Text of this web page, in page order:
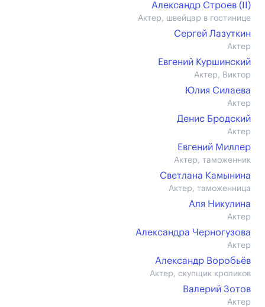
Александр Строев (II)
Актер, швейцар в гостинице
Сергей Лазуткин
Актер
Евгений Куршинский
Актер, Виктор
Юлия Силаева
Актер
Денис Бродский
Актер
Евгений Миллер
Актер, таможенник
Светлана Камынина
Актер, таможенница
Аля Никулина
Актер
Александра Черногузова
Актер
Александр Воробьёв
Актер, скупщик кроликов
Валерий Зотов
Актер